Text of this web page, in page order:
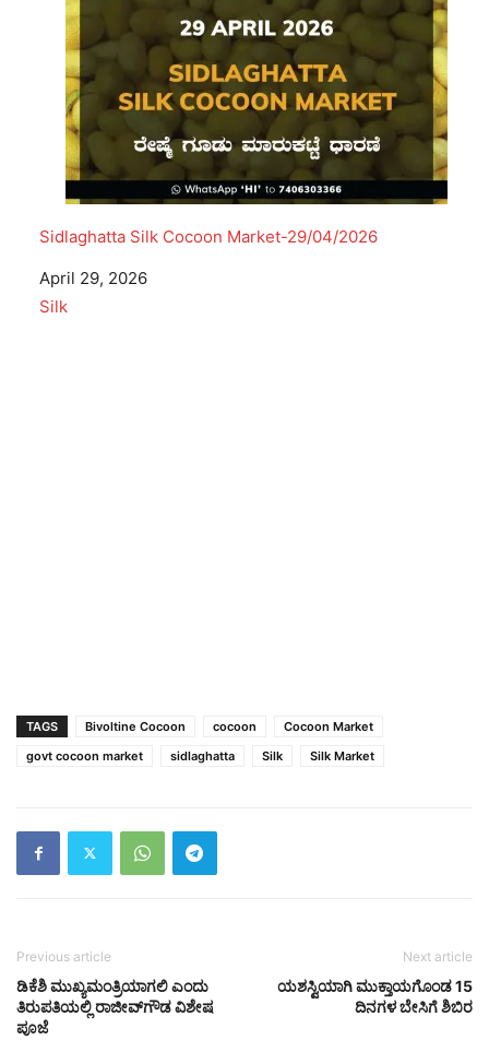
Sidlaghatta Silk Cocoon Market-29/04/2026
Date
April 29, 2026
In relation to
Silk
TAGS Bivoltine Cocoon cocoon
Cocoon Market
govt cocoon market
sidlaghatta Silk Silk Market
Previous article
ಡಿಕೆಶಿ ಮುಖ್ಯಮಂತ್ರಿಯಾಗಲಿ ಎಂದು
ತಿರುಪತಿಯಲ್ಲಿ ರಾಜೀವ್‌ಗೌಡ ವಿಶೇಷ
ಪೂಜೆ
Next article
ಯಶಸ್ವಿಯಾಗಿ ಮುಕ್ತಾಯಗೊಂಡ 15
ದಿನಗಳ ಬೇಸಿಗೆ ಶಿಬಿರ